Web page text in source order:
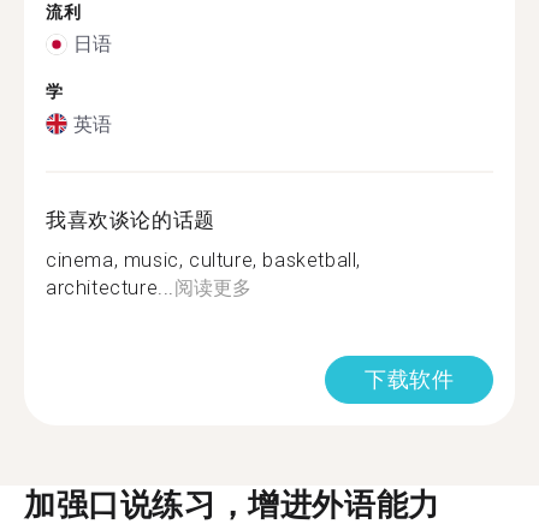
流利
日语
学
英语
我喜欢谈论的话题
cinema, music, culture, basketball,
architecture... 阅读更多
下载软件
加强口说练习，增进外语能力